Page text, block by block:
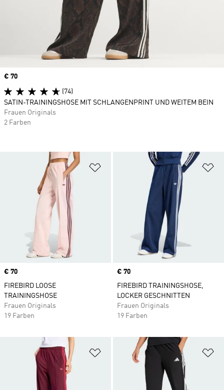
Zur Wunschliste hinzufügen
Price
€ 70
FIREBIRD LOOSE
TRAININGSHOSE
Frauen Originals
19 Farben
Price
€ 70
FIREBIRD TRAININGSHOSE,
LOCKER GESCHNITTEN
Frauen Originals
19 Farben
Zur Wunschliste hinzufügen
Price
€ 70
(74)
SATIN-TRAININGSHOSE MIT SCHLANGENPRINT UND WEITEM BEIN
Frauen Originals
2 Farben